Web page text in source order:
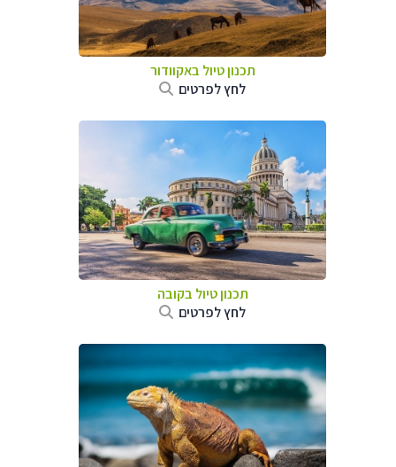
תכנון טיול באקוודור
לחץ לפרטים
תכנון טיול בקובה
לחץ לפרטים